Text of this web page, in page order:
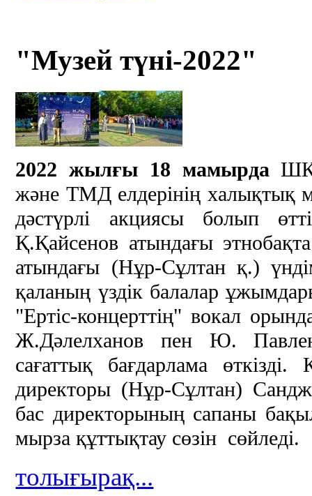
"Музей түні-2022"
2022 жылғы 18 мамырда
және ТМД елдерінің халықтық
дәстүрлі акциясы болып
Қ.Қайсенов атындағы
атындағы (Нұр-Сұлтан қ.)
қаланың үздік балалар
"Ертіс-концерттің" вокал
Ж.Дәлелханов пен Ю.
сағаттық бағдарлама
директоры (Нұр-Сұлтан)
бас директорының сапаны
мырза құттықтау сөзін сөйледі.
толығырақ...